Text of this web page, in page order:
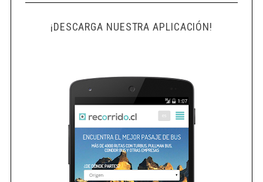
¡DESCARGA NUESTRA APLICACIÓN!